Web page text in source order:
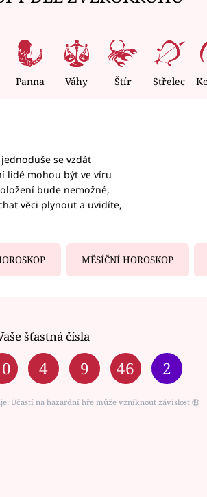
Panna Váhy Štír Střelec
se vzdát
lidé mohou být ve víru
bude nemožné,
věci plynout a uvidíte,
MĚSÍČNÍ HOROSKOP
šťastná čísla
4 9 46 2
Účastí na hazardní hře může vzniknout závislost ⑱